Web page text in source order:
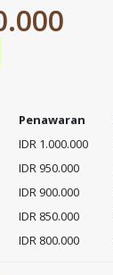
Penawaran
IDR 1.000.000
IDR 950.000
IDR 900.000
IDR 850.000
IDR 800.000